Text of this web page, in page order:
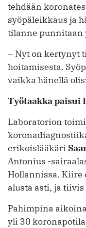
tehdään
syöpäleikkaus ja
tilanne punnitaan
– Nyt on kertynyt
hoitamisesta.
vaikka hänellä
Työtaakka paisui
Laboratorion
erikoislääkäri
Antonius -
Hollannissa. Kiire
alusta ­asti, ja
Pahimpina
yli 30